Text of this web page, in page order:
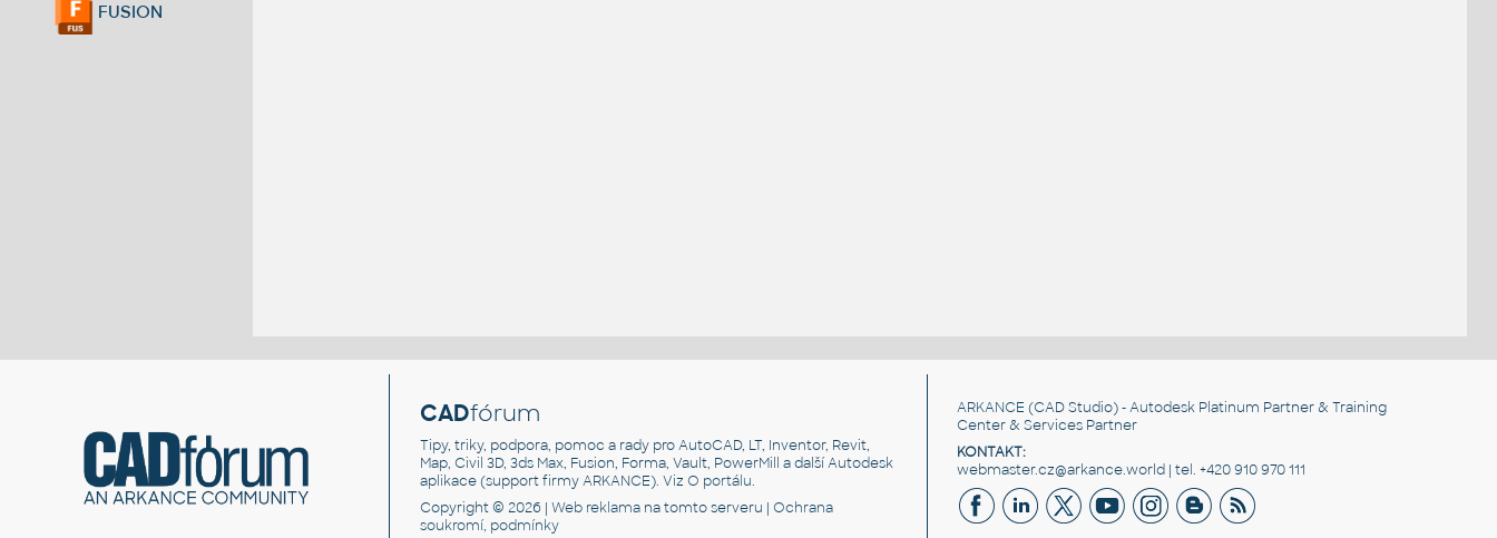
FUSION
CADfórum
Tipy, triky, podpora, pomoc a rady pro AutoCAD, LT, Inventor, Revit,
Map, Civil 3D, 3ds Max, Fusion, Forma, Vault, PowerMill a další Autodesk
aplikace (support firmy ARKANCE). VizO portálu.
Copyright © 2026 |Web reklama na tomto serveru |Ochrana
soukromí, podmínky
ARKANCE (CAD Studio) - Autodesk Platinum Partner & Training
Center & Services Partner
KONTAKT:
webmaster.cz@arkance.world | tel. +420 910 970 111